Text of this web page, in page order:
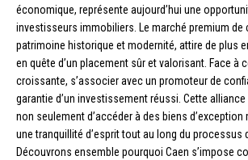
économique, représente aujourd’hui une
investisseurs immobiliers. Le marché premium de
patrimoine historique et modernité, attire de plus
en quête d’un placement sûr et valorisant. Face à
croissante, s’associer avec un promoteur de
garantie d’un investissement réussi. Cette
non seulement d’accéder à des biens
une tranquillité d’esprit tout au long du processus
Découvrons ensemble pourquoi Caen s’impose